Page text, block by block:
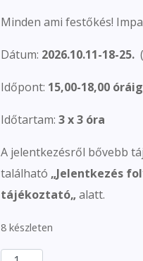
Minden ami festőkés!
Dátum: 2026.10.11-18-25.
Időpont: 15,00-18,00 óráig
Időtartam: 3 x 3 óra
A jelentkezésről bővebb
található „Jelentkezés
tájékoztató„ alatt.
8 készleten